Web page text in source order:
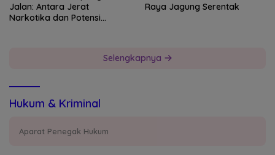
Jalan: Antara Jerat
Narkotika dan Potensi
Raya Jagung Serentak
Selengkapnya
Hukum & Kriminal
Aparat Penegak Hukum